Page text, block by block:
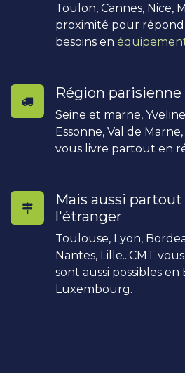
Toulon, Cannes, Nice,
proximité pour
besoins en
Région parisienne
Seine et marne,
Essonne, Val de Marne,
vous livre partout en
Mais aussi
l'étranger
Toulouse, Lyon,
Nantes, Lille...CMT
sont aussi possibles
Luxembourg.